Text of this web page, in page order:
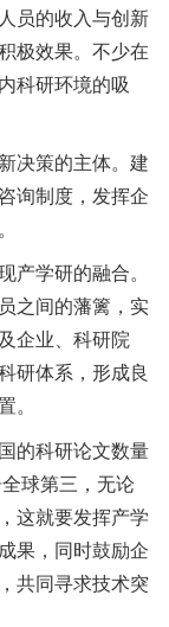
员的收入与创新
极效果。不少在
科研环境的吸
决策的主体。建
询制度，发挥企
产学研的融合。
之间的藩篱，实
企业、科研院
研体系，形成良
。
的科研论文数量
球第三，无论
这就要发挥产学
果，同时鼓励企
共同寻求技术突